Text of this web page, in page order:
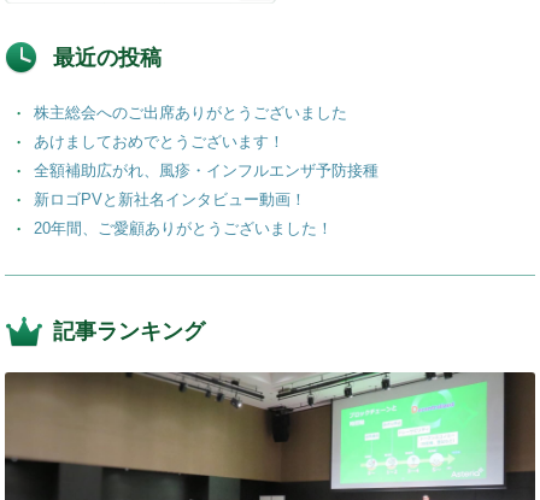
最近の投稿
株主総会へのご出席ありがとうございました
あけましておめでとうございます！
全額補助広がれ、風疹・インフルエンザ予防接種
新ロゴPVと新社名インタビュー動画！
20年間、ご愛顧ありがとうございました！
記事ランキング